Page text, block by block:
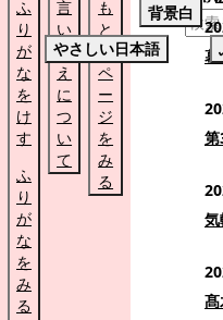
ふ
り
が
な
を
け
す
ふ
り
が
な
を
み
る
言
い
替
え
に
つ
い
て
も
と
の
ペ
ー
ジ
を
み
る
背景白
やさしい日本語